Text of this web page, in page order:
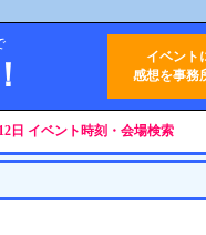
イベント
感想を事務
日 イベント時刻・会場検索